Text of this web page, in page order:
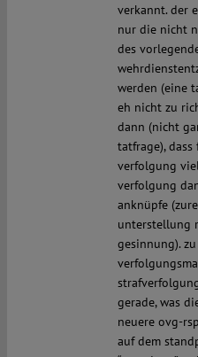
verkannt. der
nur die nicht
des
werden (eine
eh nicht zu
dann (nicht
tatfrage),
verfolgung
verfolgung
anknüpfe
unterstellung
gesinnung).
gerade, was
neuere ovg-
auf dem